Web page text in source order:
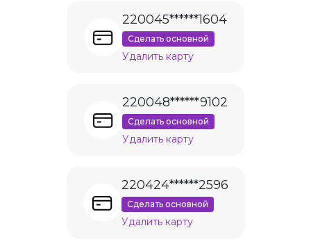
220045******1604
Сделать основной
Удалить карту
220048******9102
Сделать основной
Удалить карту
220424******2596
Сделать основной
Удалить карту